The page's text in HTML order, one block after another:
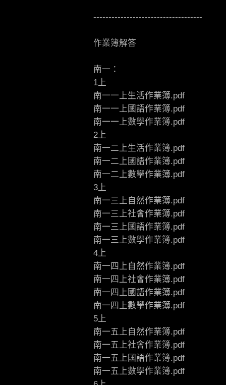
------------------------------------
作業簿解答
南一：
1上
南一一上生活作業簿.pdf
南一一上國語作業簿.pdf
南一一上數學作業簿.pdf
2上
南一二上生活作業簿.pdf
南一二上國語作業簿.pdf
南一二上數學作業簿.pdf
3上
南一三上自然作業簿.pdf
南一三上社會作業簿.pdf
南一三上國語作業簿.pdf
南一三上數學作業簿.pdf
4上
南一四上自然作業簿.pdf
南一四上社會作業簿.pdf
南一四上國語作業簿.pdf
南一四上數學作業簿.pdf
5上
南一五上自然作業簿.pdf
南一五上社會作業簿.pdf
南一五上國語作業簿.pdf
南一五上數學作業簿.pdf